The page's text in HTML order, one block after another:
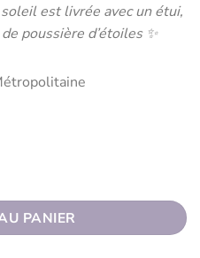
est livrée avec un étui,
poussière d’étoiles ✨
Jaune
PANIER